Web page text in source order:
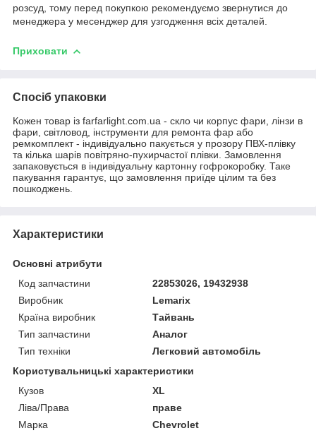
розсуд, тому перед покупкою рекомендуємо звернутися до
менеджера у месенджер для узгодження всіх деталей.
Приховати
Спосіб упаковки
Кожен товар із farfarlight.com.ua - скло чи корпус фари, лінзи в
фари, світловод, інструменти для ремонта фар або
ремкомплект - індивідуально пакується у прозору ПВХ-плівку
та кілька шарів повітряно-пухирчастої плівки. Замовлення
запаковується в індивідуальну картонну гофрокоробку. Таке
пакування гарантує, що замовлення приїде цілим та без
пошкоджень.
Характеристики
Основні атрибути
Код запчастини
22853026, 19432938
Виробник
Lemarix
Країна виробник
Тайвань
Тип запчастини
Аналог
Тип техніки
Легковий автомобіль
Користувальницькі характеристики
Кузов
XL
Ліва/Права
праве
Марка
Chevrolet